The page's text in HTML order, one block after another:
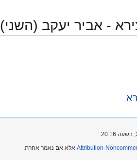
- אביר יעקב (השני)
Attribution- אלא אם נאמר אחרת.